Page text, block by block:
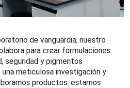
de vanguardia, nuestro
para crear formulaciones
seguridad y pigmentos
meticulosa investigación y
productos: estamos